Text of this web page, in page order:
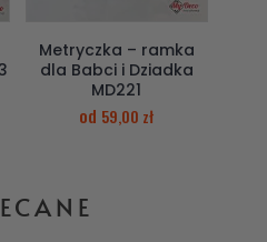
Metryczka – ramka
dla Babci i Dziadka
MD221
od 59,00 zł